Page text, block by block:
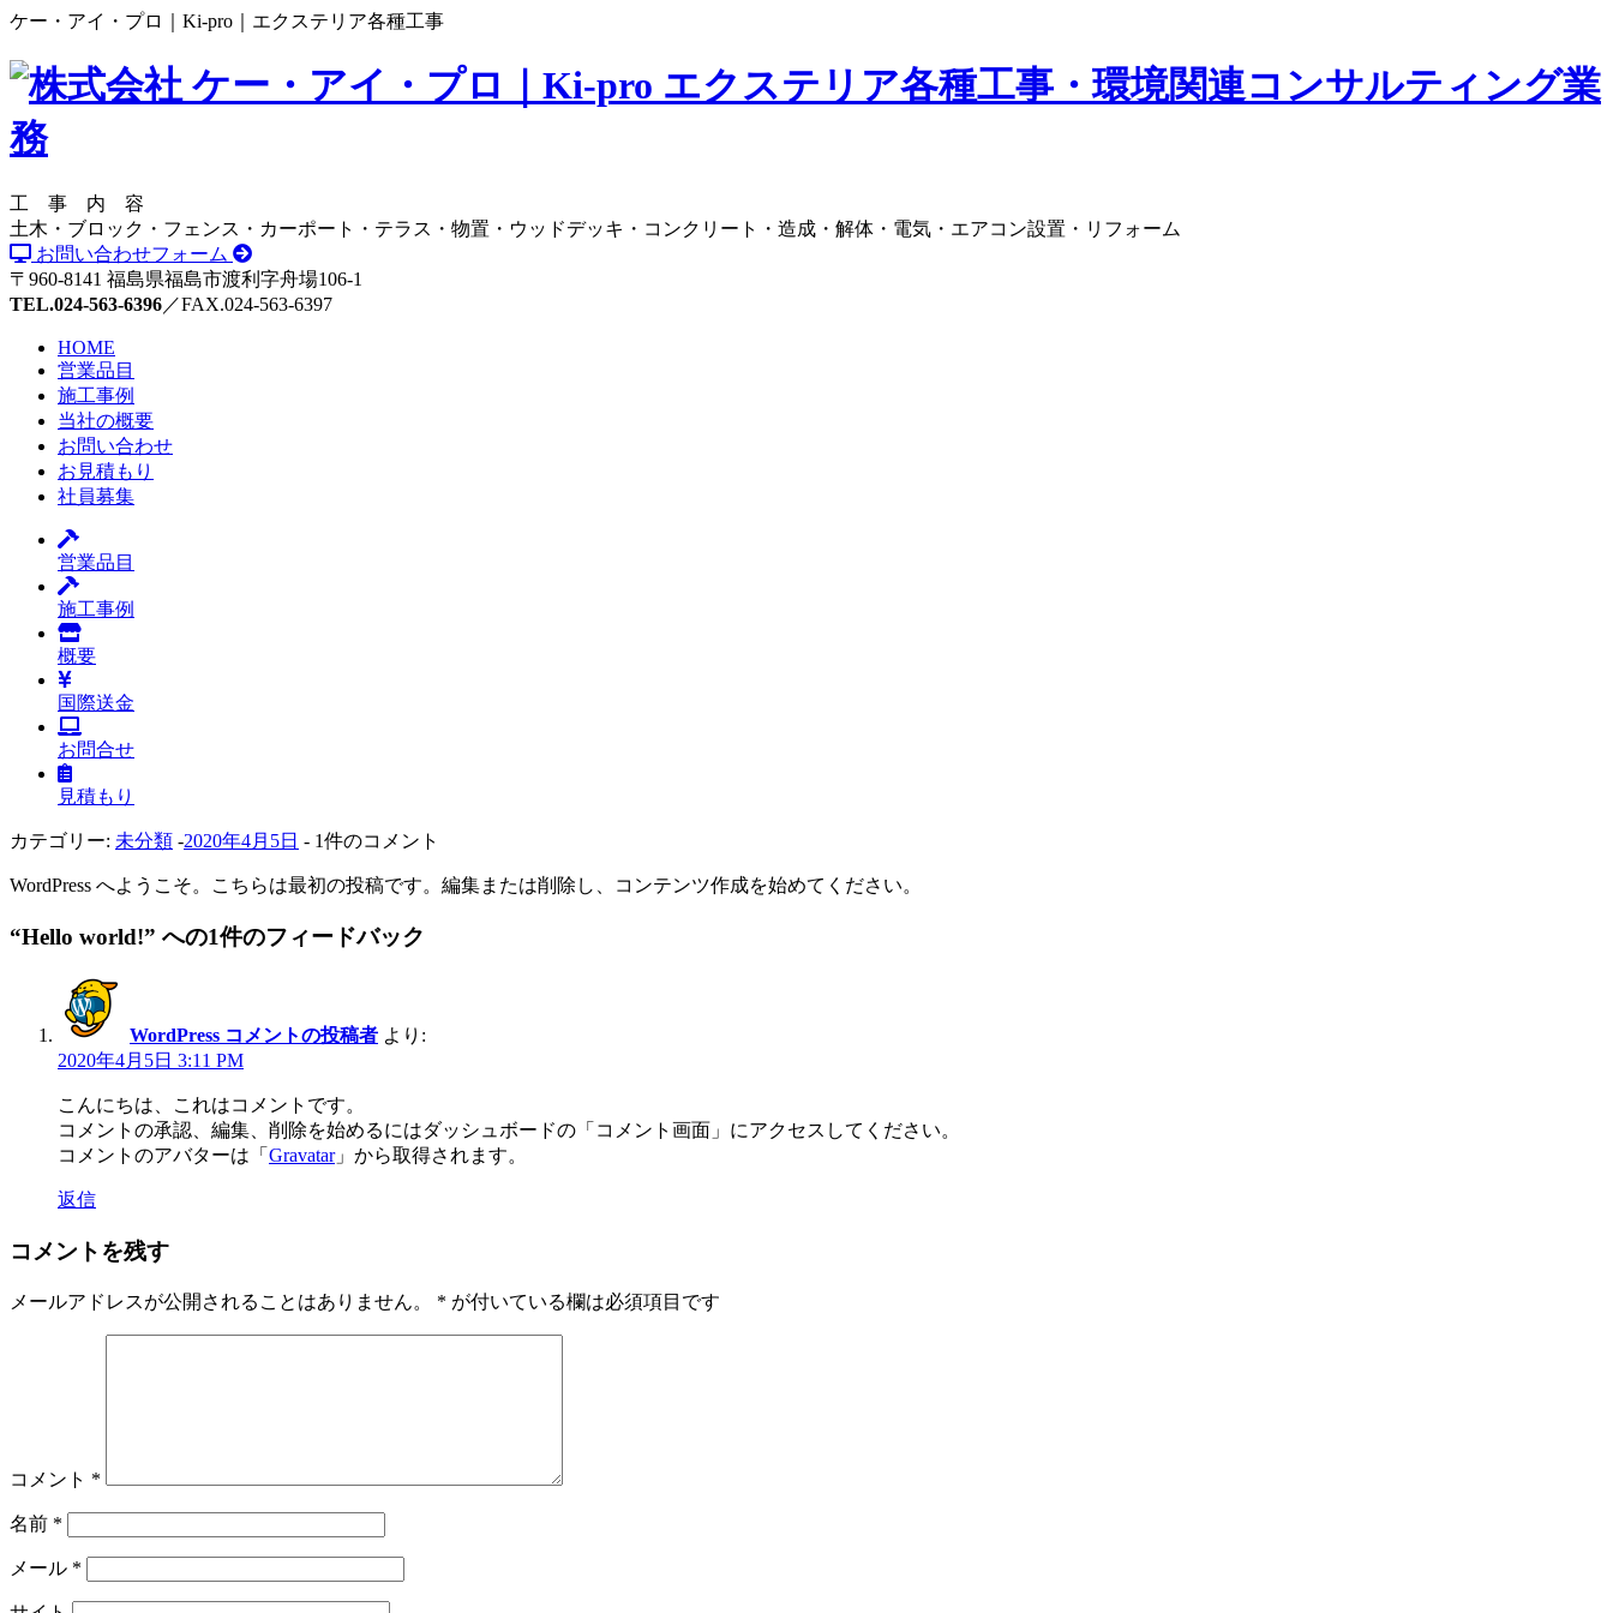
ケー・アイ・プロ｜Ki-pro｜エクステリア各種工事
工 事 内 容
土木・ブロック・フェンス・カーポート・テラス・物置・ウッドデッキ・コンクリート・造成・解体・電気・エアコン設置・リフォーム
お問い合わせフォーム
〒960-8141 福島県福島市渡利字舟場106-1
TEL.024-563-6396／FAX.024-563-6397
HOME
営業品目
施工事例
当社の概要
お問い合わせ
お見積もり
社員募集
営業品目
施工事例
概要
国際送金
お問合せ
見積もり
カテゴリー: 未分類 -2020年4月5日 - 1件のコメント
WordPress へようこそ。こちらは最初の投稿です。編集または削除し、コンテンツ作成を始めてください。
“Hello world!” への1件のフィードバック
WordPress コメントの投稿者 より:
2020年4月5日 3:11 PM
こんにちは、これはコメントです。
コメントの承認、編集、削除を始めるにはダッシュボードの「コメント画面」にアクセスしてください。
コメントのアバターは「 Gravatar」から取得されます。
返信
コメントを残す
メールアドレスが公開されることはありません。 * が付いている欄は必須項目です
コメント *
名前 *
メール *